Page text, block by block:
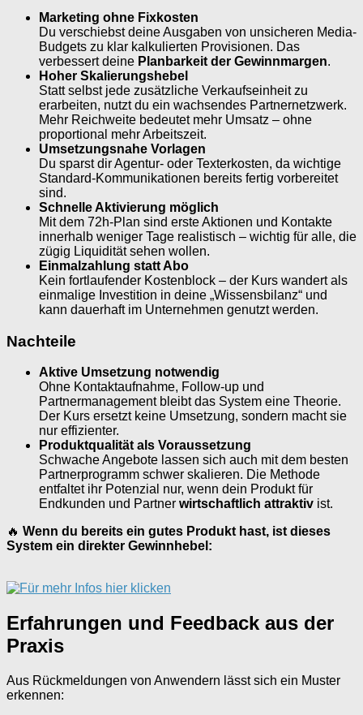
Marketing ohne Fixkosten
Du verschiebst deine Ausgaben von unsicheren Media-
Budgets zu klar kalkulierten Provisionen. Das
verbessert deine Planbarkeit der Gewinnmargen.
Hoher Skalierungshebel
Statt selbst jede zusätzliche Verkaufseinheit zu
erarbeiten, nutzt du ein wachsendes Partnernetzwerk.
Mehr Reichweite bedeutet mehr Umsatz – ohne
proportional mehr Arbeitszeit.
Umsetzungsnahe Vorlagen
Du sparst dir Agentur- oder Texterkosten, da wichtige
Standard-Kommunikationen bereits fertig vorbereitet
sind.
Schnelle Aktivierung möglich
Mit dem 72h-Plan sind erste Aktionen und Kontakte
innerhalb weniger Tage realistisch – wichtig für alle, die
zügig Liquidität sehen wollen.
Einmalzahlung statt Abo
Kein fortlaufender Kostenblock – der Kurs wandert als
einmalige Investition in deine „Wissensbilanz“ und
kann dauerhaft im Unternehmen genutzt werden.
Nachteile
Aktive Umsetzung notwendig
Ohne Kontaktaufnahme, Follow-up und
Partnermanagement bleibt das System eine Theorie.
Der Kurs ersetzt keine Umsetzung, sondern macht sie
nur effizienter.
Produktqualität als Voraussetzung
Schwache Angebote lassen sich auch mit dem besten
Partnerprogramm schwer skalieren. Die Methode
entfaltet ihr Potenzial nur, wenn dein Produkt für
Endkunden und Partner wirtschaftlich attraktiv ist.
🔥 Wenn du bereits ein gutes Produkt hast, ist dieses
System ein direkter Gewinnhebel:
Erfahrungen und Feedback aus der
Praxis
Aus Rückmeldungen von Anwendern lässt sich ein Muster
erkennen: